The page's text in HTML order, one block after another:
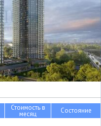
Стоимость в
месяц Состояние